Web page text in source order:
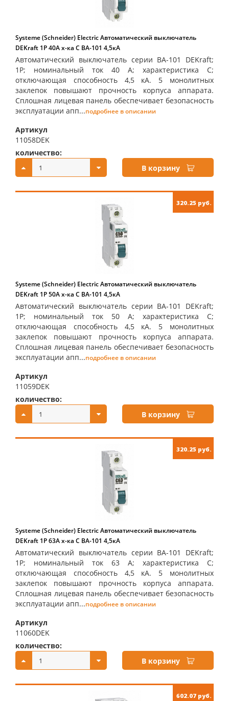
Systeme (Schneider) Electric Автоматический выключатель
DEKraft 1Р 40А х-ка C ВА-101 4,5кА
Автоматический выключатель серии ВА-101 DEKraft;
1P; номинальный ток 40 А; характеристика С;
отключающая способность 4,5 кА. 5 монолитных
заклепок повышают прочность корпуса аппарата.
Сплошная лицевая панель обеспечивает безопасность
эксплуатации апп...подробнее в описании
Артикул
11058DEK
количество:
В корзину
320.25 руб.
Systeme (Schneider) Electric Автоматический выключатель
DEKraft 1Р 50А х-ка C ВА-101 4,5кА
Автоматический выключатель серии ВА-101 DEKraft;
1P; номинальный ток 50 А; характеристика С;
отключающая способность 4,5 кА. 5 монолитных
заклепок повышают прочность корпуса аппарата.
Сплошная лицевая панель обеспечивает безопасность
эксплуатации апп...подробнее в описании
Артикул
11059DEK
количество:
В корзину
320.25 руб.
Systeme (Schneider) Electric Автоматический выключатель
DEKraft 1Р 63А х-ка C ВА-101 4,5кА
Автоматический выключатель серии ВА-101 DEKraft;
1P; номинальный ток 63 А; характеристика С;
отключающая способность 4,5 кА. 5 монолитных
заклепок повышают прочность корпуса аппарата.
Сплошная лицевая панель обеспечивает безопасность
эксплуатации апп...подробнее в описании
Артикул
11060DEK
количество:
В корзину
602.07 руб.